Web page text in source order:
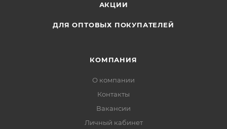
Инструкция;
ТипМасса для лепки
МатериалПластик, тесто
Тип упаковкиКартонная коробка
АКЦИИ
ДЛЯ ОПТОВЫХ ПОКУПАТЕЛЕЙ
КОМПАНИЯ
О компании
Контакты
Вакансии
Личный кабинет